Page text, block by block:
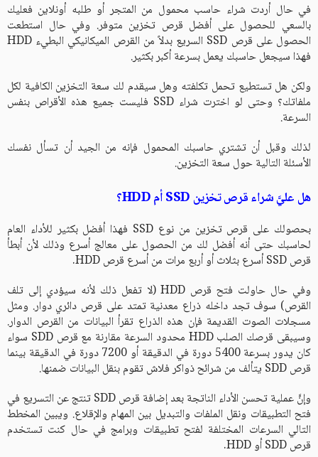
في حال أردت شراء حاسب محمول من المتجر أو طلبه أونلاين فعليك
بالسعي للحصول على أفضل قرص تخزين متوفر. وفي حال استطعت
الحصول على قرص SSD السريع بدلاً من القرص الميكانيكي البطيء HDD
فهذا سيجعل حاسبك يعمل بسرعة أكبر بكثير.
ولكن هل تستطيع تحمل تكلفته وهل سيقدم لك سعة التخزين الكافية لكل
ملفاتك؟ وحتى لو اخترت شراء SSD فليست جميع هذه الأقراص بنفس
السرعة.
لذلك وقبل أن تشتري حاسبك المحمول فإنه من الجيد أن تسأل نفسك
الأسئلة التالية حول سعة التخزين.
هل عليَّ شراء قرص تخزين SSDأمHDD؟
بحصولك على قرص تخزين من نوع SSD فهذا أفضل بكثير للأداء العام
لحاسبك حتى أنه أفضل لك من الحصول على معالج أسرع وذلك لأن أبطأ
قرص SSD أسرع بثلاث أو أربع مرات من أسرع قرص HDD.
وفي حال حاولت فتح قرص HDD (لا تفعل ذلك لأنه سيؤدي إلى تلف
القرص) سوف تجد داخله ذراع معدنية تمتد على قرص دائري دوار. ومثل
مسجلات الصوت القديمة فإن هذه الذراع تقرأ البيانات من القرص الدوار.
وسيبقى قرصك الصلب HDD محدود السرعة مقارنة مع قرص SDD سواء
كان يدور بسرعة 5400 دورة في الدقيقة أو 7200 دورة في الدقيقة بينما
قرص SDD يتألف من شرائح ذواكر فلاش تقوم بنقل البيانات ضمنها.
وإنَّ عملية تحسن الأداء الناتجة بعد إضافة قرص SDD تنتج عن التسريع في
فتح التطبيقات ونقل الملفات والتبديل بين المهام والإقلاع. ويبين المخطط
التالي السرعات المختلفة لفتح تطبيقات وبرامج في حال كنت تستخدم
قرص SDD أو HDD.